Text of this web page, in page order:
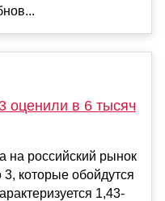
оценили в 6 тысяч
на российский рынок
которые обойдутся
1,43-